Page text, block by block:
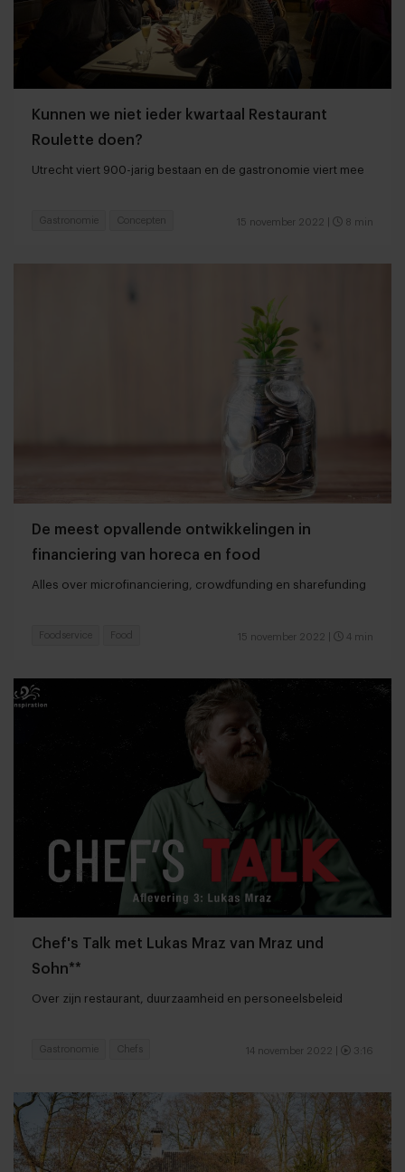
Kunnen we niet ieder kwartaal Restaurant
Roulette doen?
Utrecht viert 900-jarig bestaan en de gastronomie viert mee
15 november 2022 8 min
Gastronomie Concepten
De meest opvallende ontwikkelingen in
financiering van horeca en food
Alles over microfinanciering, crowdfunding en sharefunding
15 november 2022 4 min
Foodservice Food
Chef's Talk met Lukas Mraz van Mraz und
Sohn**
Over zijn restaurant, duurzaamheid en personeelsbeleid
14 november 2022 3:16
Gastronomie Chefs